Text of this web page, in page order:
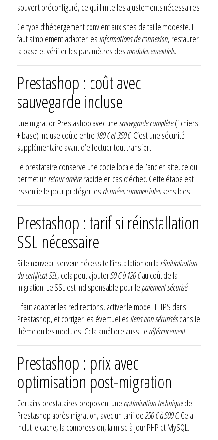
souvent préconfiguré, ce qui limite les ajustements nécessaires.
Ce type d’hébergement convient aux sites de taille modeste. Il
faut simplement adapter lesinformations de connexion, restaurer
la base et vérifier les paramètres des modules essentiels.
Prestashop : coût avec
sauvegarde incluse
Une migration Prestashop avec unesauvegarde complète(fichiers
+ base) incluse coûte entre 180 € et 350 €. C’est une sécurité
supplémentaire avant d’effectuer tout transfert.
Le prestataire conserve une copie locale de l’ancien site, ce qui
permet un retour arrièrerapide en cas d’échec. Cette étape est
essentielle pour protéger les données commercialessensibles.
Prestashop : tarif si réinstallation
SSL nécessaire
Si le nouveau serveur nécessite l’installation ou la réinitialisation
du certificat SSL, cela peut ajouter50 € à 120 €au coût de la
migration. Le SSL est indispensable pour lepaiement sécurisé.
Il faut adapter les redirections, activer le mode HTTPS dans
Prestashop, et corriger les éventuelles liens non sécurisésdans le
thème ou les modules. Cela améliore aussi le référencement.
Prestashop : prix avec
optimisation post-migration
Certains prestataires proposent une optimisation techniquede
Prestashop après migration, avec un tarif de250 € à 500 €. Cela
inclut le cache, la compression, la mise à jour PHP et MySQL.